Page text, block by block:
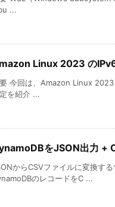
...
Linux 2023 の
今回は、Amazon Linux
を紹介 ...
をJSON出力 +
からCSVファイルに変換す
のレコードをC ...